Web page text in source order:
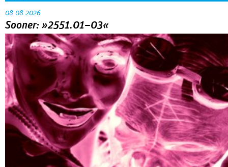
08.08.2026
Sooner: »2551.01–03«